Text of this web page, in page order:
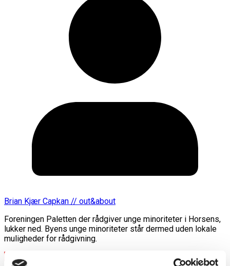
Brian Kjær Capkan // out&about
Foreningen Paletten der rådgiver unge minoriteter i Horsens,
lukker ned. Byens unge minoriteter står dermed uden lokale
muligheder for rådgivning.
Læs mere